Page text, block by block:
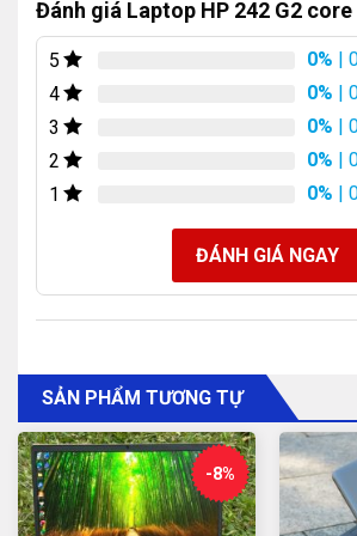
Máy khởi động nhanh chóng, đóng
Hỗ trợ tốt các công việc liên quan đến
phòng: soạn thảo văn bản, lướt web,
nhẹ, giải trí,…
của người dùng như USB 3.0, HDMI,
Đánh giá Laptop HP 242 G2 core
5 0% |
4
0% |
3
0% |
2
0% |
1
0% |
ĐÁNH GIÁ NGAY
SẢN PHẨM TƯƠNG TỰ
-8%